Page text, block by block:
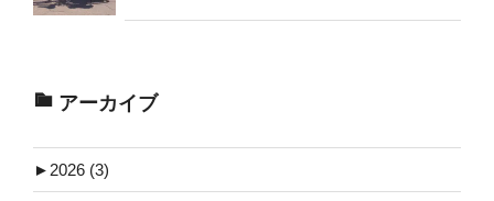
アーカイブ
► 2026 (3)